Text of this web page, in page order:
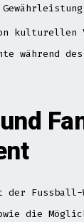
kulturellen
während
der Fussball-
die